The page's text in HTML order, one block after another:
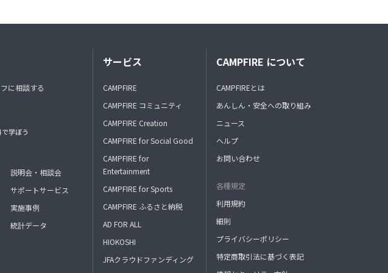
に相談する
学ぼう
説明会・相談会
サポートサービス
実施事例
統計データ
サービス
CAMPFIRE
CAMPFIRE コミュニティ
CAMPFIRE Creation
CAMPFIRE for Social Good
CAMPFIRE for
Entertainment
CAMPFIRE for Sports
CAMPFIRE ふるさと納税
AD FOR ALL
HIOKOSHI
JFAクラウドファンディング
CAMPFIRE について
CAMPFIREとは
あんしん・安全への取り組み
ニュース
ヘルプ
お問い合わせ
各種規定
利用規約
細則
プライバシーポリシー
特定商取引法に基づく表記